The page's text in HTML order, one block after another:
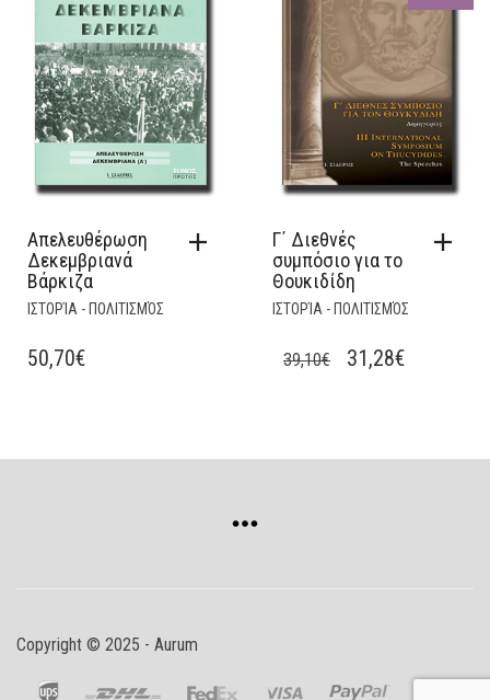
Απελευθέρωση
Δεκεμβριανά
Βάρκιζα
ΙΣΤΟΡΊΑ - ΠΟΛΙΤΙΣΜΌΣ
50,70€
Γ΄ Διεθνές
συμπόσιο για το
Θουκιδίδη
ΙΣΤΟΡΊΑ - ΠΟΛΙΤΙΣΜΌΣ
39,10€
ORIGINAL
31,28€CURRENT
Copyright © 2025 - Aurum